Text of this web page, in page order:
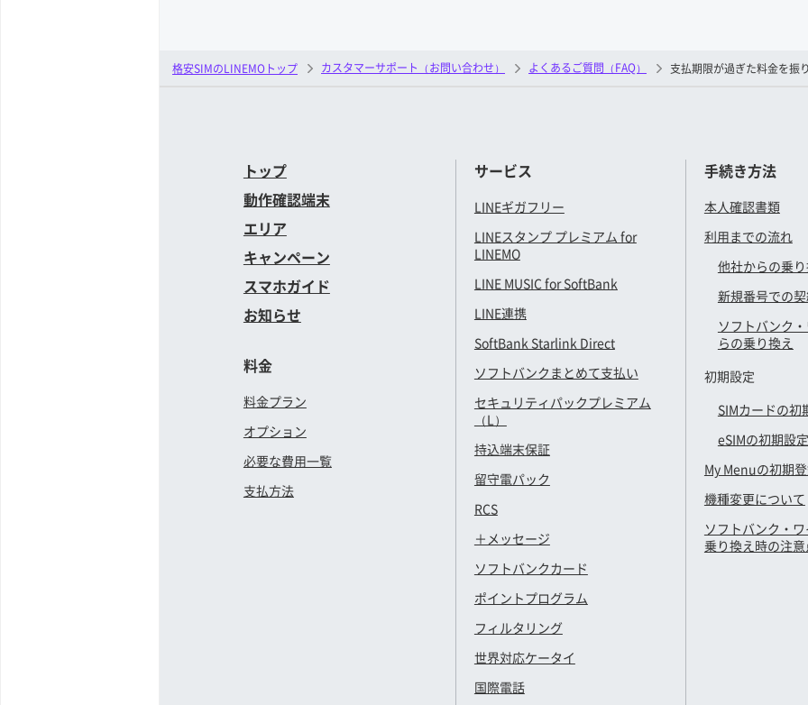
格安SIMのLINEMOトップ カスタマーサポート（お問い合わせ） よくあるご質問（FAQ） 支払期限が過ぎた料金を振
トップ
動作確認端末
エリア
キャンペーン
スマホガイド
お知らせ
料金
料金プラン
オプション
必要な費用一覧
支払方法
サービス
LINEギガフリー
LINEスタンプ プレミアム for
LINEMO
LINE MUSIC for SoftBank
LINE連携
SoftBank Starlink Direct
ソフトバンクまとめて支払い
セキュリティパックプレミアム
（L）
持込端末保証
留守電パック
RCS
＋メッセージ
ソフトバンクカード
ポイントプログラム
フィルタリング
世界対応ケータイ
国際電話
手続き方法
本人確認書類
利用までの流れ
他社からの乗り
新規番号での
ソフトバンク
らの乗り換え
初期設定
SIMカードの初
eSIMの初期設定
My Menuの初期
機種変更について
ソフトバンク・
乗り換え時の注意